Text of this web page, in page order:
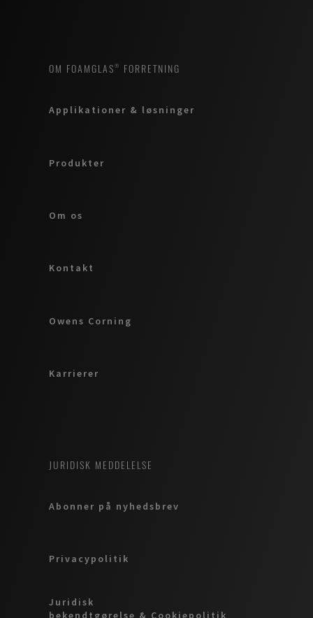
OM FOAMGLAS® FORRETNING
Applikationer & løsninger
Produkter
Om os
Kontakt
Owens Corning
Karrierer
JURIDISK MEDDELELSE
Abonner på nyhedsbrev
Privacypolitik
Juridisk
bekendtgørelse & Cookiepolitik